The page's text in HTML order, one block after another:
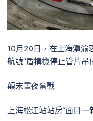
10月20日，在上海滬渝
航號”盾構機停止管片吊
顛末晝夜奮戰
上海松江站站房“面目一